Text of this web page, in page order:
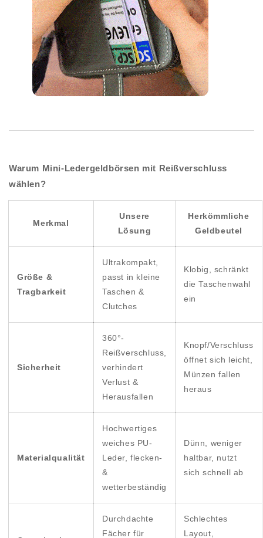
Warum Mini-Ledergeldbörsen mit Reißverschluss
wählen?
Merkmal
Unsere
Lösung
Herkömmliche
Geldbeutel
Größe &
Tragbarkeit
Ultrakompakt,
passt in kleine
Taschen &
Clutches
Klobig, schränkt
die Taschenwahl
ein
Sicherheit
360°-
Reißverschluss,
verhindert
Verlust &
Herausfallen
Knopf/Verschluss
öffnet sich leicht,
Münzen fallen
heraus
Materialqualität
Hochwertiges
weiches PU-
Leder, flecken-
&
wetterbeständig
Dünn, weniger
haltbar, nutzt
sich schnell ab
Durchdachte
Fächer für
Schlechtes
Layout,